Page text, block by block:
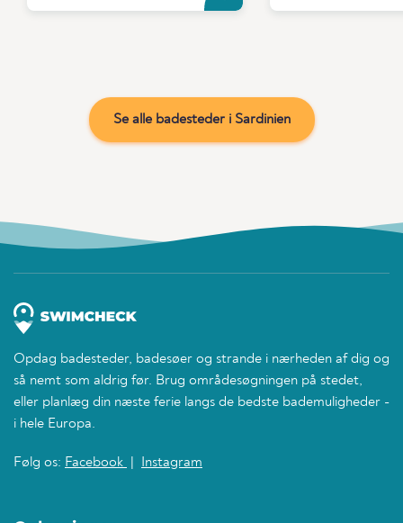
Se alle badesteder i Sardinien
Opdag badesteder, badesøer og strande i nærheden af dig og
så nemt som aldrig før. Brug områdesøgningen på stedet,
eller planlæg din næste ferie langs de bedste bademuligheder -
i hele Europa.
Følg os: Facebook Instagram